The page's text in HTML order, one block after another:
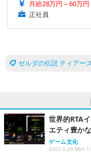
月給28万円～60万円
正社員
ゼルダの伝説 ティアー
世界的RTA
エティ豊か
ゲーム文化
2023.5.29 Mon